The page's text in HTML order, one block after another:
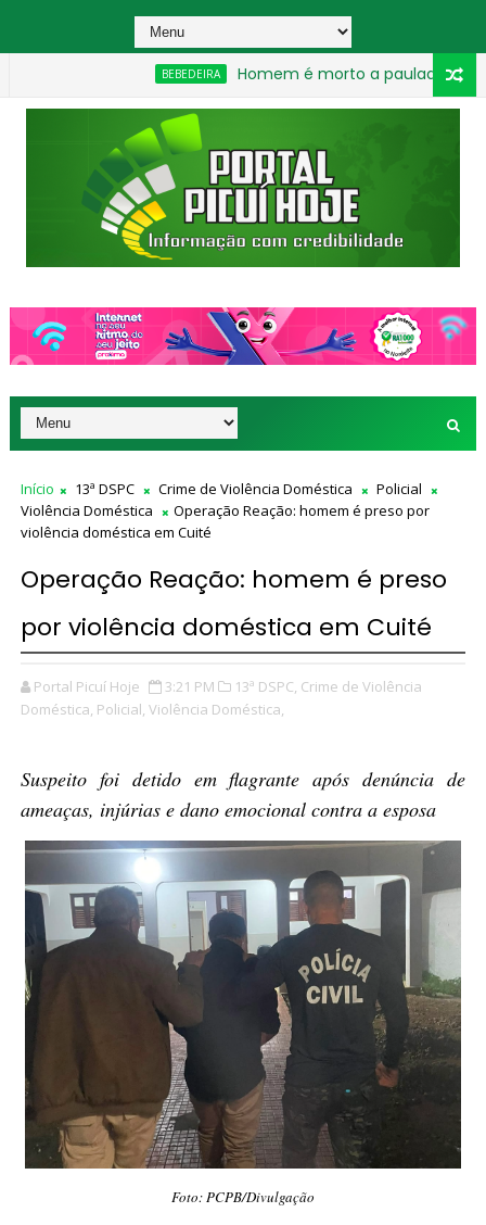
Homem é morto a pauladas após
Início 13ª DSPC Crime de Violência Doméstica
Policial
Violência Doméstica
Operação Reação: homem é preso por
violência doméstica em Cuité
Operação Reação: homem é preso
por violência doméstica em Cuité
Portal Picuí Hoje 3:21 PM 13ª DSPC, Crime de Violência
Doméstica, Policial, Violência Doméstica,
Suspeito foi detido em flagrante após denúncia de
ameaças, injúrias e dano emocional contra a esposa
Foto: PCPB/Divulgação